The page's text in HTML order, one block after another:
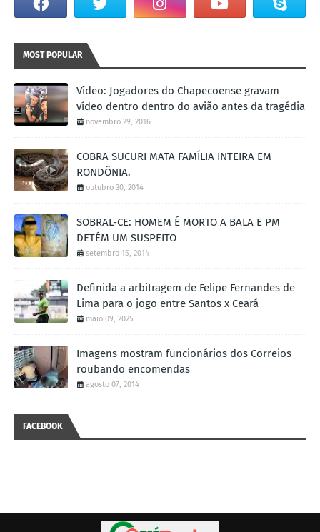
MOST POPULAR
Vídeo: Jogadores do Chapecoense gravam
vídeo dentro dentro do avião antes da tragédia
novembro 29, 2016
COBRA SUCURI MATA FAMÍLIA INTEIRA EM
RONDÔNIA.
outubro 30, 2014
SOBRAL-CE: HOMEM É MORTO A BALA E PM
DETÉM UM SUSPEITO
setembro 15, 2014
Definida a arbitragem de Felipe Fernandes de
Lima para o jogo entre Santos x Ceará
maio 09, 2025
Imagens mostram funcionários dos Correios
roubando encomendas
agosto 07, 2014
FACEBOOK